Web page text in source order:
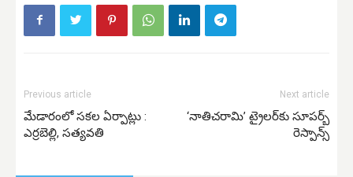
Previous article
మేడారంలో సకల ఏర్పాట్లు :
ఎర్రబెల్లి, సత్యవతి
Next article
‘నాతిచరామి’ ట్రైల‌ర్‌కు సూపర్బ్
రెస్పాన్స్